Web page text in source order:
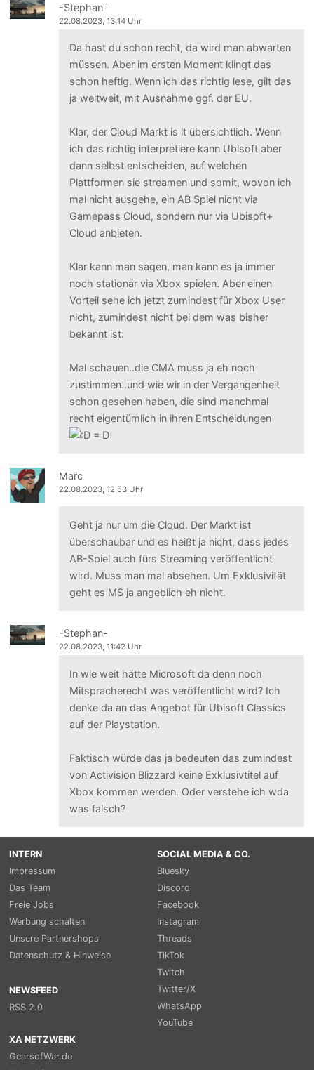
-Stephan-
22.08.2023, 13:14 Uhr
Da hast du schon recht, da wird man abwarten
müssen. Aber im ersten Moment klingt das
schon heftig. Wenn ich das richtig lese, gilt das
ja weltweit, mit Ausnahme ggf. der EU.
Klar, der Cloud Markt is lt übersichtlich. Wenn
ich das richtig interpretiere kann Ubisoft aber
dann selbst entscheiden, auf welchen
Plattformen sie streamen und somit, wovon ich
mal nicht ausgehe, ein AB Spiel nicht via
Gamepass Cloud, sondern nur via Ubisoft+
Cloud anbieten.
Klar kann man sagen, man kann es ja immer
noch stationär via Xbox spielen. Aber einen
Vorteil sehe ich jetzt zumindest für Xbox User
nicht, zumindest nicht bei dem was bisher
bekannt ist.
Mal schauen..die CMA muss ja eh noch
zustimmen..und wie wir in der Vergangenheit
schon gesehen haben, die sind manchmal
recht eigentümlich in ihren Entscheidungen
Marc
22.08.2023, 12:53 Uhr
Geht ja nur um die Cloud. Der Markt ist
überschaubar und es heißt ja nicht, dass jedes
AB-Spiel auch fürs Streaming veröffentlicht
wird. Muss man mal absehen. Um Exklusivität
geht es MS ja angeblich eh nicht.
-Stephan-
22.08.2023, 11:42 Uhr
In wie weit hätte Microsoft da denn noch
Mitspracherecht was veröffentlicht wird? Ich
denke da an das Angebot für Ubisoft Classics
auf der Playstation.
Faktisch würde das ja bedeuten das zumindest
von Activision Blizzard keine Exklusivtitel auf
Xbox kommen werden. Oder verstehe ich wda
was falsch?
INTERN
Impressum
Das Team
Freie Jobs
Werbung schalten
Unsere Partnershops
Datenschutz & Hinweise
NEWSFEED
RSS 2.0
SOCIAL MEDIA & CO.
Bluesky
Discord
Facebook
Instagram
Threads
TikTok
Twitch
Twitter/X
WhatsApp
YouTube
XA NETZWERK
GearsofWar.de